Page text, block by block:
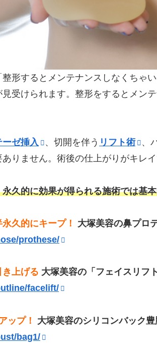
形するとメンテナンスしなくちゃ
見受けられます。整形をするとメ
ーゼ挿入 、切開を伴う リフト術 、
りません。術後の仕上がりがキレ
久的に効果が得られる施術では基
久的にキープ！ 大塚美容の鼻プロ
prothese/
上げる 大塚美容の「フェイスリフト
facelift/
ップ！ 大塚美容のシリコンバック
bag1/